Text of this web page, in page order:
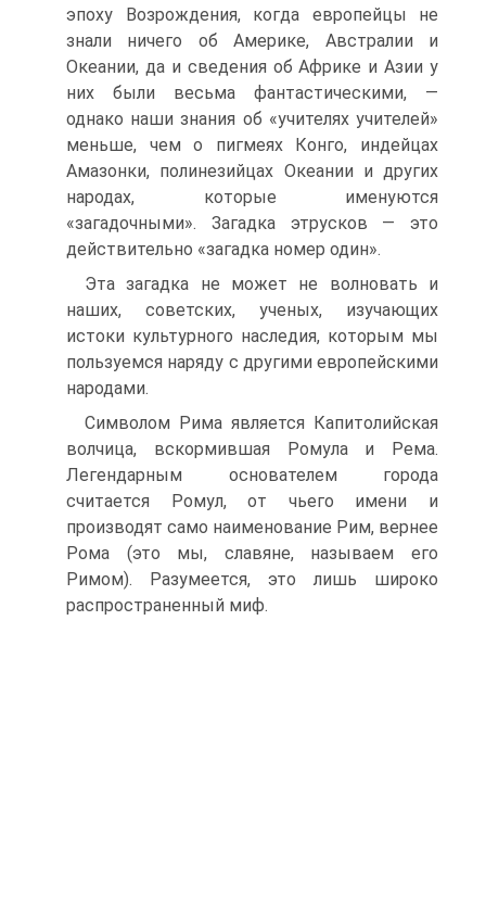
эпоху Возрождения, когда европейцы не
знали ничего об Америке, Австралии и
Океании, да и сведения об Африке и Азии у
них были весьма фантастическими, —
однако наши знания об «учителях учителей»
меньше, чем о пигмеях Конго, индейцах
Амазонки, полинезийцах Океании и других
народах, которые именуются
«загадочными». Загадка этрусков — это
действительно «загадка номер один».
Эта загадка не может не волновать и
наших, советских, ученых, изучающих
истоки культурного наследия, которым мы
пользуемся наряду с другими европейскими
народами.
Символом Рима является Капитолийская
волчица, вскормившая Ромула и Рема.
Легендарным основателем города
считается Ромул, от чьего имени и
производят само наименование Рим, вернее
Рома (это мы, славяне, называем его
Римом). Разумеется, это лишь широко
распространенный миф.